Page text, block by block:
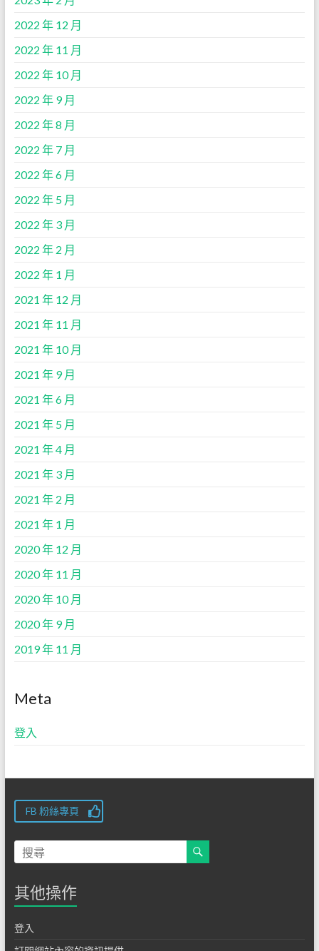
2022 年 12 月
2022 年 11 月
2022 年 10 月
2022 年 9 月
2022 年 8 月
2022 年 7 月
2022 年 6 月
2022 年 5 月
2022 年 3 月
2022 年 2 月
2022 年 1 月
2021 年 12 月
2021 年 11 月
2021 年 10 月
2021 年 9 月
2021 年 6 月
2021 年 5 月
2021 年 4 月
2021 年 3 月
2021 年 2 月
2021 年 1 月
2020 年 12 月
2020 年 11 月
2020 年 10 月
2020 年 9 月
2019 年 11 月
Meta
登入
FB 粉絲專頁
其他操作
登入